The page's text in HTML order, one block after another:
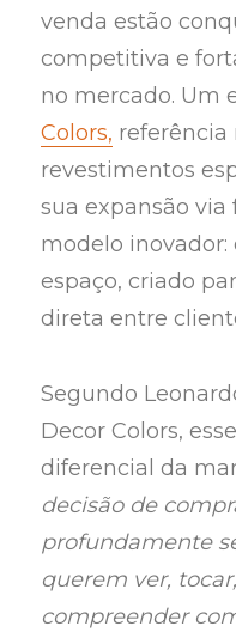
venda estão
competitiva e
no mercado. Um
Colors, referência
revestimentos
sua expansão
modelo inovador:
espaço, criado
direta entre
Segundo
Decor Colors,
diferencial da
decisão de
profundamente
querem ver,
compreender